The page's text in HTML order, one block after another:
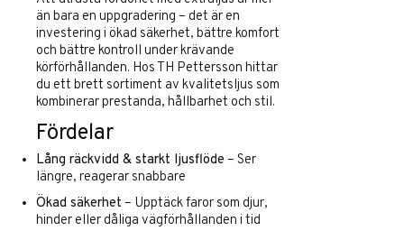
än bara en uppgradering – det är en
investering i ökad säkerhet, bättre komfort
och bättre kontroll under krävande
körförhållanden. Hos TH Pettersson hittar
du ett brett sortiment av kvalitetsljus som
kombinerar prestanda, hållbarhet och stil.
Fördelar
Lång räckvidd & starkt ljusflöde – Ser
längre, reagerar snabbare
Ökad säkerhet – Upptäck faror som djur,
hinder eller dåliga vägförhållanden i tid